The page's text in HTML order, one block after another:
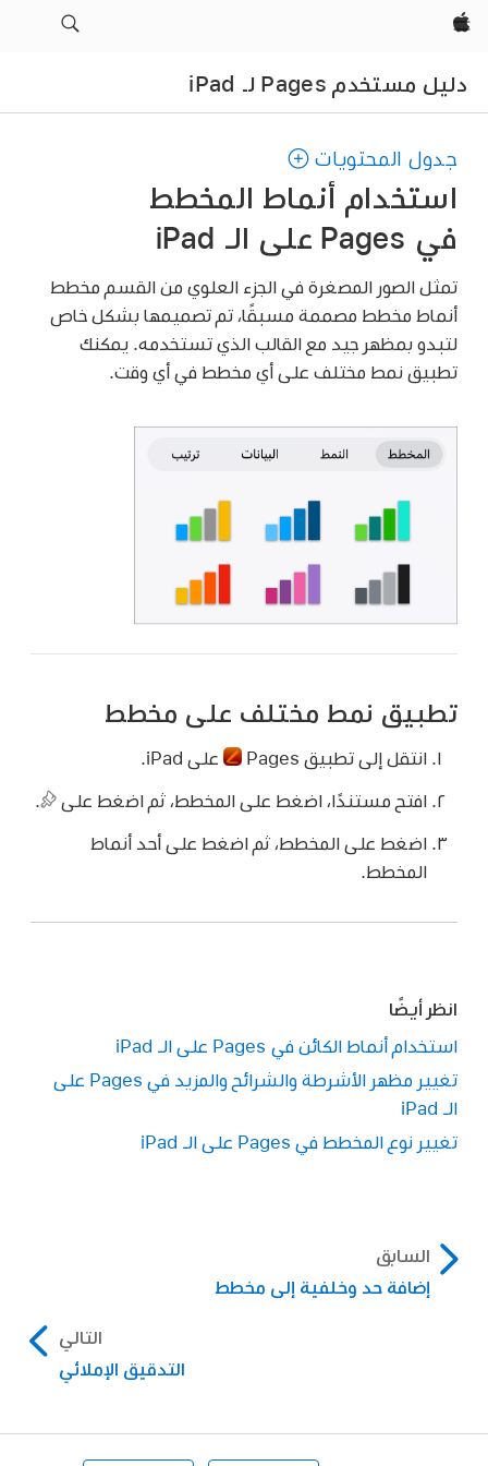
Apple‏
دليل مستخدم Pages لـ iPad
جدول المحتويات
استخدام أنماط المخطط
في Pages على الـ iPad
تمثل الصور المصغرة في الجزء العلوي من القسم مخطط
أنماط مخطط مصممة مسبقًا، تم تصميمها بشكل خاص
لتبدو بمظهر جيد مع القالب الذي تستخدمه. يمكنك
تطبيق نمط مختلف على أي مخطط في أي وقت.
تطبيق نمط مختلف على مخطط
انتقل إلى تطبيق Pages على iPad.
افتح مستندًا، اضغط على المخطط، ثم اضغط على
اضغط على المخطط، ثم اضغط على أحد أنماط
المخطط.
انظر أيضًا
استخدام أنماط الكائن في Pages على الـ iPad
تغيير مظهر الأشرطة والشرائح والمزيد في Pages على
الـ iPad
تغيير نوع المخطط في Pages على الـ iPad
السابق
إضافة حد وخلفية إلى مخطط
التالي
التدقيق الإملائي